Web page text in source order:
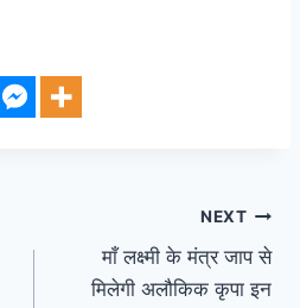
NEXT
माँ लक्ष्मी के मंत्र जाप से
मिलेगी अलौकिक कृपा इन